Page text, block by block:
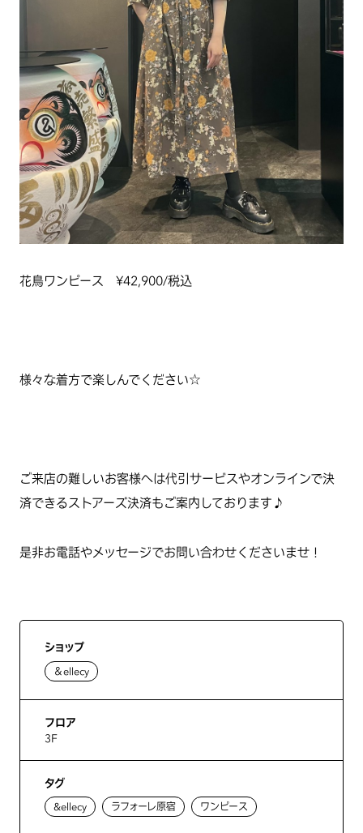
花鳥ワンピース ¥42,900/税込
様々な着方で楽しんでください☆
ご来店の難しいお客様へは代引サービスやオンラインで決
済できるストアーズ決済もご案内しております♪
是非お電話やメッセージでお問い合わせくださいませ！
ショップ
＆ellecy
フロア
3F
タグ
&ellecy ラフォーレ原宿 ワンピース